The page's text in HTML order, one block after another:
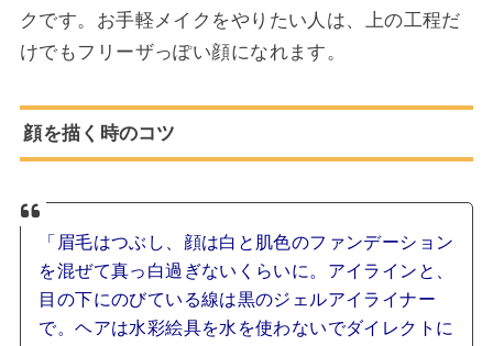
クです。お手軽メイクをやりたい人は、上の工程だ
けでもフリーザっぽい顔になれます。
顔を描く時のコツ
「眉毛はつぶし、顔は白と肌色のファンデーション
を混ぜて真っ白過ぎないくらいに。アイラインと、
目の下にのびている線は黒のジェルアイライナー
で。ヘアは水彩絵具を水を使わないでダイレクトに